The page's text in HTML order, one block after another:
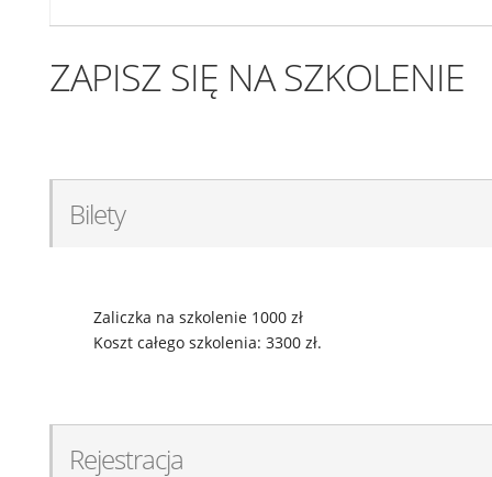
ZAPISZ SIĘ NA SZKOLENIE
Bilety
Zaliczka na szkolenie 1000 zł
Koszt całego szkolenia: 3300 zł.
Rejestracja